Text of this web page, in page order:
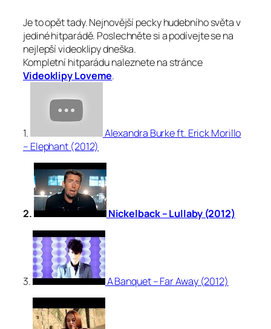
Je to opět tady. Nejnovější pecky hudebního světa v
jediné hitparádě. Poslechněte si a podívejte se na
nejlepší videoklipy dneška.
Kompletní hitparádu naleznete na stránce
Videoklipy Loveme.
1.
Alexandra Burke ft. Erick Morillo
– Elephant (2012)
2. Nickelback – Lullaby (2012)
3. A Banquet – Far Away (2012)